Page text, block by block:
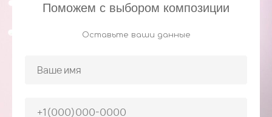
Поможем с выбором композиции
Оставьте ваши данные